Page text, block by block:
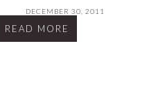
DECEMBER 30, 2011
READ MORE